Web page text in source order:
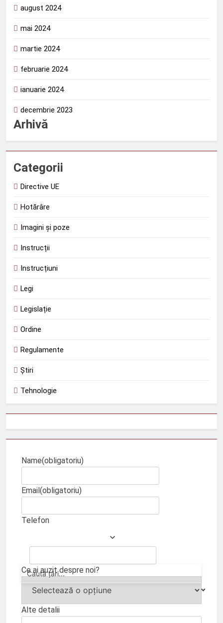
august 2024
mai 2024
martie 2024
februarie 2024
ianuarie 2024
decembrie 2023
Arhivă
Categorii
Directive UE
Hotărâre
Imagini și poze
Instrucții
Instrucțiuni
Legi
Legislație
Ordine
Regulamente
Știri
Tehnologie
Name(obligatoriu)
Email (obligatoriu)
Telefon
Ce ai auzit despre noi?
Alte detalii